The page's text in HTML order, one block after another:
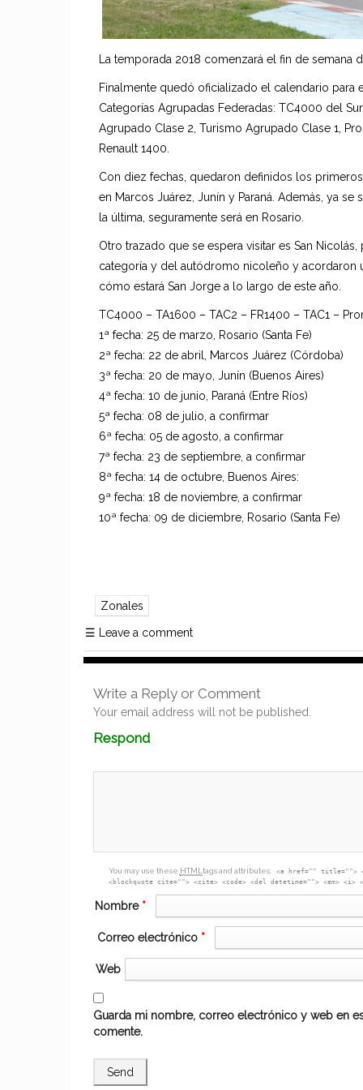
La temporada 2018 comenzará el fin de semana
Finalmente quedó oficializado el calendario para
Categorías Agrupadas Federadas: TC4000 del
Agrupado Clase 2, Turismo Agrupado Clase 1,
Renault 1400.
Con diez fechas, quedaron definidos los
en Marcos Juárez, Junín y Paraná. Además, ya
la última, seguramente será en Rosario.
Otro trazado que se espera visitar es San
categoría y del autódromo nicoleño y acordaron
cómo estará San Jorge a lo largo de este año.
TC4000 – TA1600 – TAC2 – FR1400 – TAC1 –
1ª fecha: 25 de marzo, Rosario (Santa Fe)
2ª fecha: 22 de abril, Marcos Juárez (Córdoba)
3ª fecha: 20 de mayo, Junín (Buenos Aires)
4ª fecha: 10 de junio, Paraná (Entre Ríos)
5ª fecha: 08 de julio, a confirmar
6ª fecha: 05 de agosto, a confirmar
7ª fecha: 23 de septiembre, a confirmar
8ª fecha: 14 de octubre, Buenos Aires:
9ª fecha: 18 de noviembre, a confirmar
10ª fecha: 09 de diciembre, Rosario (Santa Fe)
Zonales
☰ Leave a comment
Write a Reply or Comment
Your email address will not be published.
RespondComment
box
You may use these HTML tags and attributes:
<a href="" title="">
<blockquote cite=""> <cite> <code> <del datetime=""> <em>
Nombre *
Correo electrónico *
Web
Guarda mi nombre, correo electrónico y web en
comente.